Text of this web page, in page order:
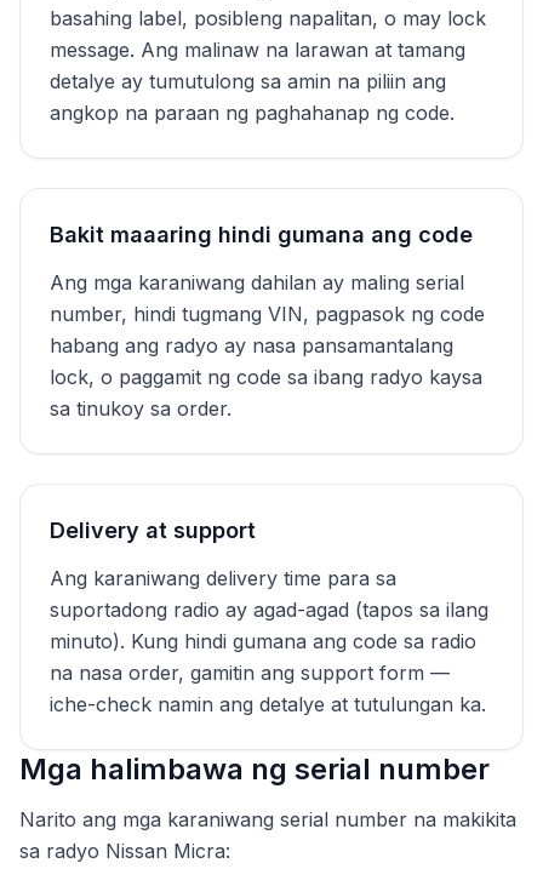
basahing label, posibleng napalitan, o may lock
message. Ang malinaw na larawan at tamang
detalye ay tumutulong sa amin na piliin ang
angkop na paraan ng paghahanap ng code.
Bakit maaaring hindi gumana ang code
Ang mga karaniwang dahilan ay maling serial
number, hindi tugmang VIN, pagpasok ng code
habang ang radyo ay nasa pansamantalang
lock, o paggamit ng code sa ibang radyo kaysa
sa tinukoy sa order.
Delivery at support
Ang karaniwang delivery time para sa
suportadong radio ay agad-agad (tapos sa ilang
minuto). Kung hindi gumana ang code sa radio
na nasa order, gamitin ang support form —
iche-check namin ang detalye at tutulungan ka.
Mga halimbawa ng serial number
Narito ang mga karaniwang serial number na makikita
sa radyo Nissan Micra: